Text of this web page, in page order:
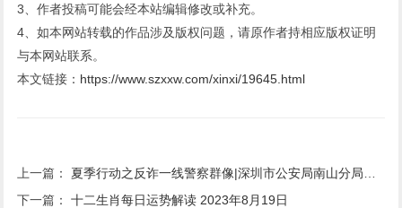
3、作者投稿可能会经本站编辑修改或补充。
4、如本网站转载的作品涉及版权问题，请原作者持相应版权证明
与本网站联系。
本文链接： https://www.szxxw.com/xinxi/19645.html
上一篇： 夏季行动之反诈一线警察群像|深圳市公安局南山分局孙华勇：“期待反诈宣传更多更精准进入寻常百姓家”
下一篇：十二生肖每日运势解读 2023年8月19日